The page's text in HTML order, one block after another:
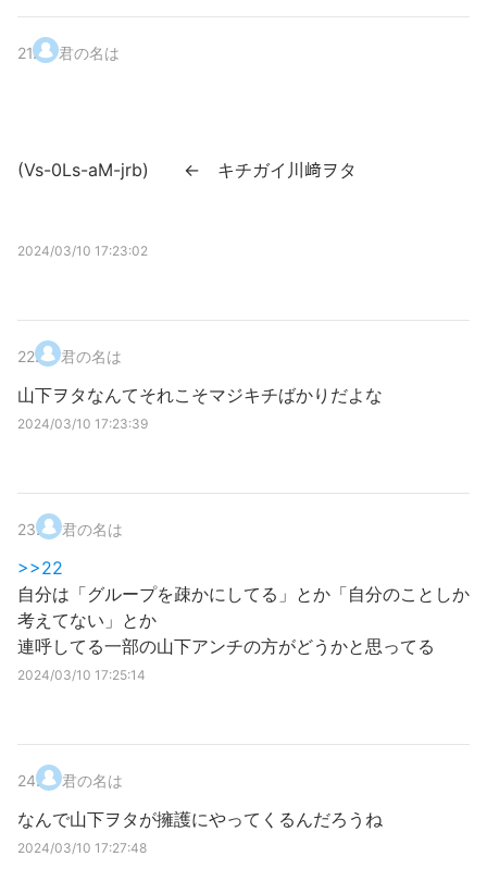
21. 君の名は
(Vs-0Ls-aM-jrb) ← キチガイ川﨑ヲタ
2024/03/10 17:23:02
22. 君の名は
山下ヲタなんてそれこそマジキチばかりだよな
2024/03/10 17:23:39
23. 君の名は
>>22
自分は「グループを疎かにしてる」とか「自分のことしか
考えてない」とか
連呼してる一部の山下アンチの方がどうかと思ってる
2024/03/10 17:25:14
24. 君の名は
なんで山下ヲタが擁護にやってくるんだろうね
2024/03/10 17:27:48